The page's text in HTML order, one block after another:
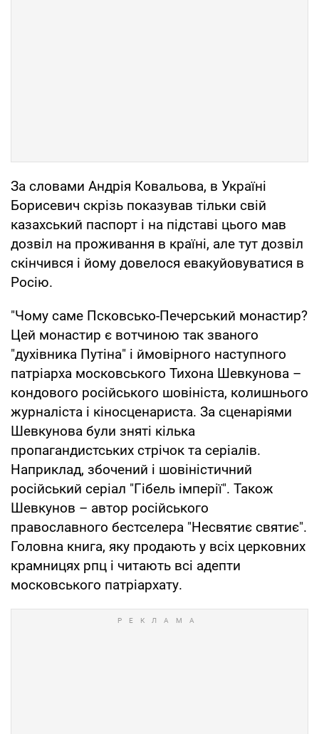
За словами Андрія Ковальова, в Україні
Борисевич скрізь показував тільки свій
казахський паспорт і на підставі цього мав
дозвіл на проживання в країні, але тут дозвіл
скінчився і йому довелося евакуйовуватися в
Росію.
"Чому саме Псковсько-Печерський монастир?
Цей монастир є вотчиною так званого
"духівника Путіна" і ймовірного наступного
патріарха московського Тихона Шевкунова –
кондового російського шовініста, колишнього
журналіста і кіносценариста. За сценаріями
Шевкунова були зняті кілька
пропагандистських стрічок та серіалів.
Наприклад, збочений і шовіністичний
російський серіал "Гібель імперії". Також
Шевкунов – автор російського
православного бестселера "Несвятиє святиє".
Головна книга, яку продають у всіх церковних
крамницях рпц і читають всі адепти
московського патріархату.